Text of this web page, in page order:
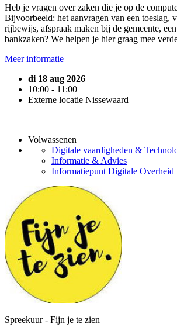
Heb je vragen over zaken die je op de
Bijvoorbeeld: het aanvragen van een toeslag,
rijbewijs, afspraak maken bij de gemeente,
bankzaken? We helpen je hier graag mee
Meer informatie
di 18 aug 2026
10:00 - 11:00
Externe locatie Nissewaard
Volwassenen
Digitale vaardigheden &
Informatie & Advies
Informatiepunt Digitale Overheid
Spreekuur - Fijn je te zien